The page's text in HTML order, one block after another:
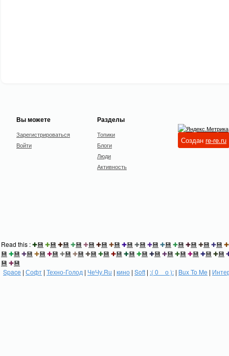
Вы можете
Зарегистрироваться
Войти
Разделы
Топики
Блоги
Люди
Активность
Создан re-re.ru
Read this :✚💾 ✚💾 ✚💾 ✚💾 ✚💾 ✚💾 ✚💾 ✚💾 ✚💾 ✚💾 ✚💾 ✚💾 ✚💾 ✚💾 ✚💾 ✚
💾 ✚💾 ✚💾 ✚💾 ✚💾 ✚💾 ✚💾 ✚💾 ✚💾 ✚💾 ✚💾 ✚💾 ✚💾 ✚💾 ✚💾 ✚💾 ✚💾 ✚💾
💾 ✚💾
Space | Софт | Техно-Голод | ЧеЧу.Ru | кино | Soft | :( 0 _ о ): | Bux To Me |